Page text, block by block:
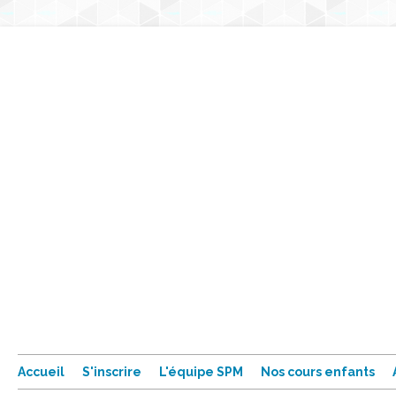
Accueil S'inscrire L'équipe SPM Nos cours enfants